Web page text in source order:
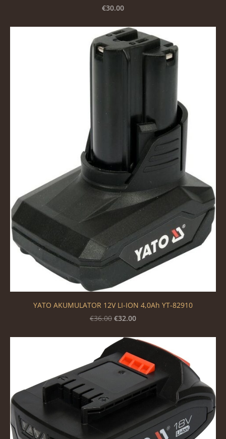
€30.00
YATO AKUMULATOR 12V LI-ION 4,0Ah YT-82910
€36.00 €32.00